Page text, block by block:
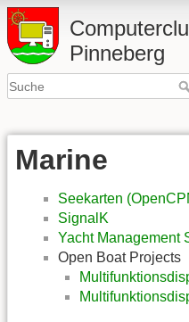
Pinneberg
Marine
Seekarten
SignalK
Yacht Management
Open Boat Projects